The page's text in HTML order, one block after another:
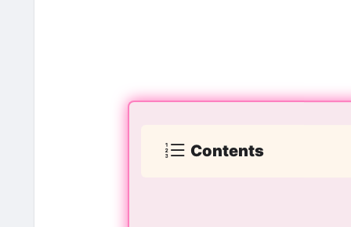
Contents